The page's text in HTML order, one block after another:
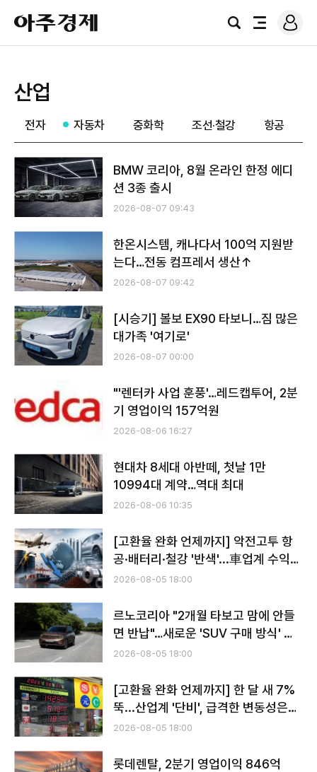
아
주
경
검
전
로
그
산업
전자 자동차 중화학 조선·철강 항공
BMW 코리아, 8월 온라인 한정 에디
션 3종 출시
2026-08-07 09:43
한온시스템, 캐나다서 100억 지원받
는다…전동 컴프레서 생산↑
2026-08-07 09:42
[시승기] 볼보 EX90 타보니…짐 많은
대가족 '여기로'
2026-08-07 00:00
"'렌터카 사업 훈풍'…레드캡투어, 2분
기 영업이익 157억원
2026-08-06 16:27
현대차 8세대 아반떼, 첫날 1만
10994대 계약…역대 최대
2026-08-06 10:35
[고환율 완화 언제까지] 악전고투 항
공·배터리·철강 '반색'...車업계 수익성
악화
2026-08-05 18:00
르노코리아 "2개월 타보고 맘에 안들
면 반납"…새로운 'SUV 구매 방식' 호
응
2026-08-05 18:00
[고환율 완화 언제까지] 한 달 새 7%
뚝...산업계 '단비', 급격한 변동성은
'리스크'
2026-08-05 18:00
롯데렌탈, 2분기 영업이익 846억